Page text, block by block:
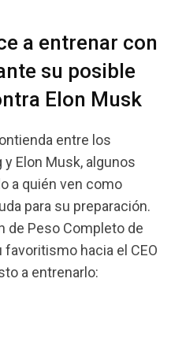
a entrenar con
su posible
Elon Musk
entre los
Elon Musk, algunos
a quién ven como
para su preparación.
de Peso Completo de
favoritismo hacia el CEO
a entrenarlo: